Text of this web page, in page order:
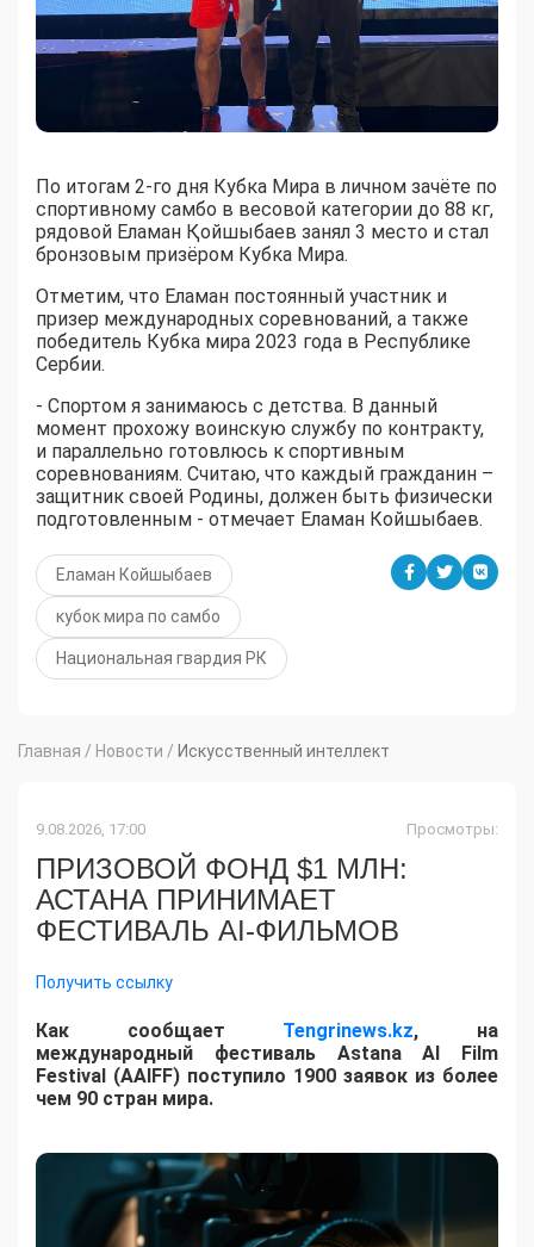
По итогам 2-го дня Кубка Мира в личном зачёте по
спортивному самбо в весовой категории до 88 кг,
рядовой Еламан Қойшыбаев занял 3 место и стал
бронзовым призёром Кубка Мира.
Отметим, что Еламан постоянный участник и
призер международных соревнований, а также
победитель Кубка мира 2023 года в Республике
Сербии.
- Спортом я занимаюсь с детства. В данный
момент прохожу воинскую службу по контракту,
и параллельно готовлюсь к спортивным
соревнованиям. Считаю, что каждый гражданин –
защитник своей Родины, должен быть физически
подготовленным - отмечает Еламан Койшыбаев.
Еламан Койшыбаев
кубок мира по самбо
Национальная гвардия РК
Главная / Новости / Искусственный интеллект
9.08.2026, 17:00 Просмотры:
ПРИЗОВОЙ ФОНД $1 МЛН:
АСТАНА ПРИНИМАЕТ
ФЕСТИВАЛЬ AI-ФИЛЬМОВ
Получить ссылку
Как сообщает Tengrinews.kz, на
международный фестиваль Astana AI Film
Festival (AAIFF) поступило 1900 заявок из более
чем 90 стран мира.